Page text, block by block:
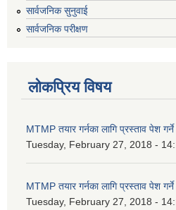
सार्वजनिक सुनुवाई
सार्वजनिक परीक्षण
लोकप्रिय विषय
MTMP तयार गर्नका लागि प्रस्ताव पेश
Tuesday, February 27, 2018 -
MTMP तयार गर्नका लागि प्रस्ताव पेश
Tuesday, February 27, 2018 -